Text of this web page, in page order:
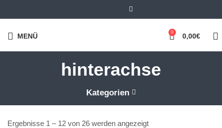
MENÜ 0 0,00€
hinterachse
Kategorien
Ergebnisse 1 – 12 von 26 werden angezeigt